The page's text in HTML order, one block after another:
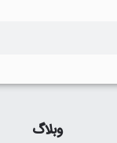
وبلاگ